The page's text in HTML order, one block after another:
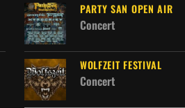
PARTY SAN OPEN AIR
Concert
WOLFZEIT FESTIVAL
Concert